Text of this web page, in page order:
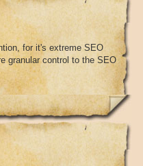
for it's extreme SEO
granular control to the SEO